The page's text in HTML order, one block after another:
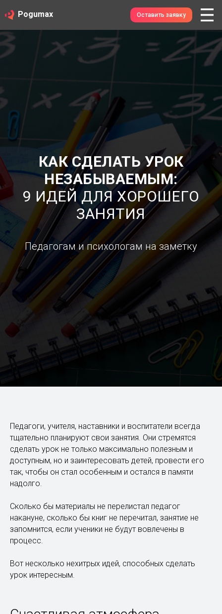
Оставить заявку
Pogumax
КАК СДЕЛАТЬ УРОК
НЕЗАБЫВАЕМЫМ:
9 ИДЕЙ ДЛЯ ХОРОШЕГО
ЗАНЯТИЯ
Педагогам и психологам на заметку
Педагоги, учителя, наставники и воспитатели всегда
тщательно планируют свои занятия. Они стремятся
сделать урок не только максимально полезным и
доступным, но и заинтересовать детей, провести его
так, чтобы он стал особенным и остался в памяти
надолго.
Сколько бы материалы не перелистал педагог
накануне, сколько бы книг не перечитал, занятие не
запомнится, если ученики не будут вовлечены в
процесс.
Вот несколько нехитрых идей, способных сделать
урок интересным.